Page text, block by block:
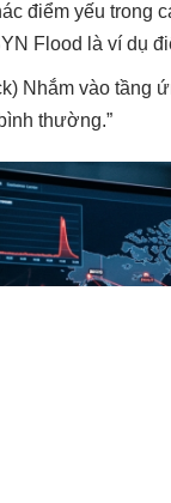
điểm yếu trong
Flood là ví dụ
Nhắm vào tầng
thường.”